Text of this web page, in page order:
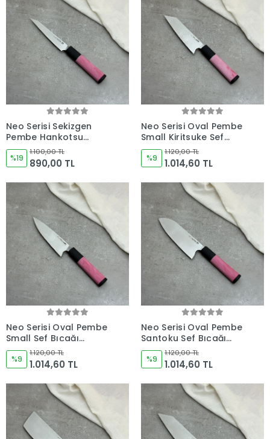
Neo Serisi Sekizgen
Pembe Hankotsu
Soyma Bıçağı 160mm
Namlu - Kocakaya El
Yapımı Şef Bıçakları
%19
1.100,00 TL
890,00 TL
Neo Serisi Oval Pembe
Small Kiritsuke Şef
Bıçağı 165mm Namlu -
Kocakaya El Yapımı
Şef Bıçakları
%9
1.120,00 TL
1.014,60 TL
Neo Serisi Oval Pembe
Small Şef Bıçağı
165mm Namlu -
Kocakaya El Yapımı
Şef Bıçakları
%9
1.120,00 TL
1.014,60 TL
Neo Serisi Oval Pembe
Santoku Şef Bıçağı
180mm Namlu -
Kocakaya El Yapımı
Şef Bıçakları
%9
1.120,00 TL
1.014,60 TL